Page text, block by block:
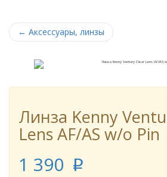
← Аксессуары, линзы
Линза Kenny
Lens AF/AS w/o Pin
1 390 p